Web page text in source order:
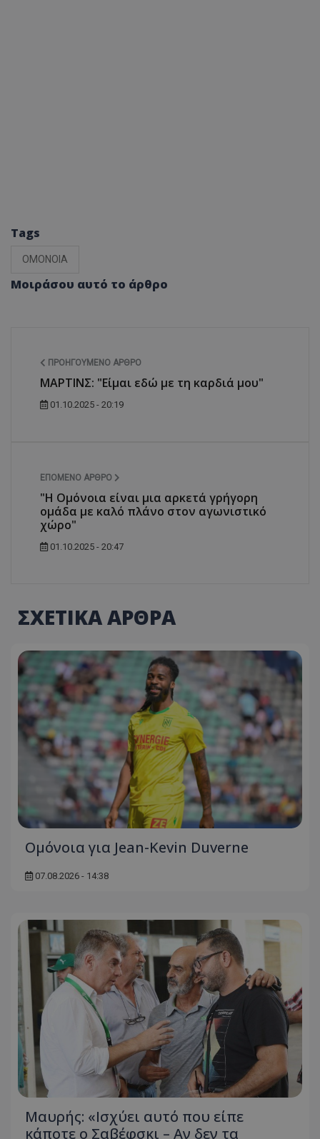
Tags
ΟΜΟΝΟΙΑ
Μοιράσου αυτό το άρθρο
ΠΡΟΗΓΟΎΜΕΝΟ ΆΡΘΡΟ
ΜΑΡΤΙΝΣ: "Είμαι εδώ με τη καρδιά μου"
01.10.2025 - 20:19
ΕΠΌΜΕΝΟ ΆΡΘΡΟ
"Η Ομόνοια είναι μια αρκετά γρήγορη
ομάδα με καλό πλάνο στον αγωνιστικό
χώρο"
01.10.2025 - 20:47
ΣΧΕΤΙΚΑ ΑΡΘΡΑ
Ομόνοια για Jean-Kevin Duverne
07.08.2026 - 14:38
Μαυρής: «Ισχύει αυτό που είπε
κάποτε ο Σαβέφσκι – Αν δεν τα